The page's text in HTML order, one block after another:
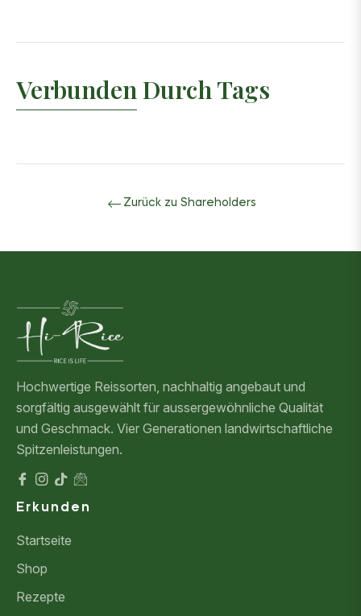
Verbunden Durch Tags
Zurück zu Shareholders
Hochwertige Reissorten, nachhaltig angebaut und
sorgfältig ausgewählt für aussergewöhnliche Qualität
und Geschmack. Vier Generationen landwirtschaftliche
Spitzenleistungen.
Fb Ins TiktokMail
Erkunden
Startseite
Shop
Rezepte